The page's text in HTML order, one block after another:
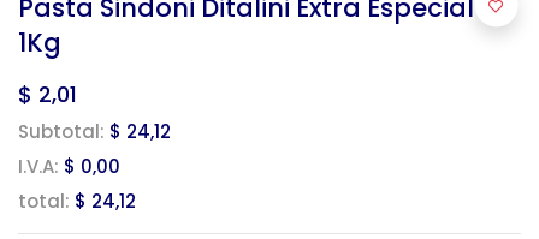
Pasta Sindoni Ditalini Extra Especial
1Kg
$ 2,01
Subtotal: $ 24,12
I.V.A: $ 0,00
total: $ 24,12